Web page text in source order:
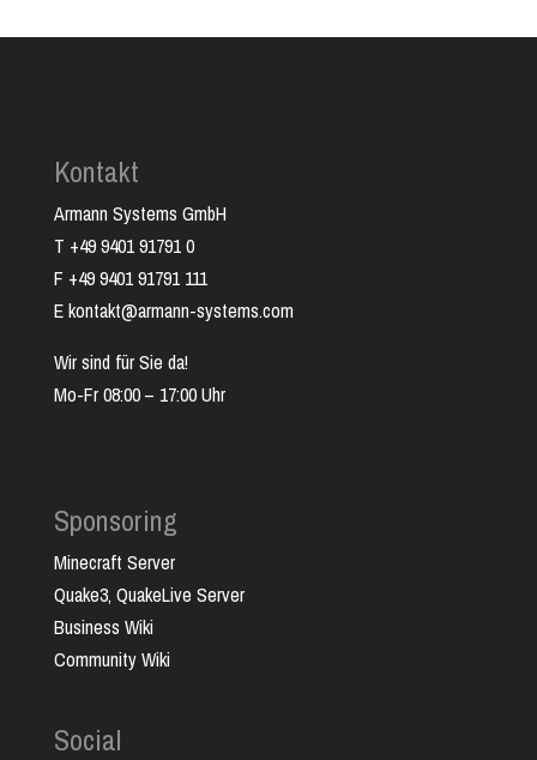
Kontakt
Armann Systems GmbH
T +49 9401 91791 0
F +49 9401 91791 111
E kontakt@armann-systems.com
Wir sind für Sie da!
Mo-Fr 08:00 – 17:00 Uhr
Sponsoring
Minecraft Server
Quake3, QuakeLive Server
Business Wiki
Community Wiki
Social